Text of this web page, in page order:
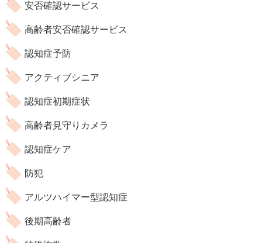
安否確認サービス
高齢者安否確認サービス
認知症予防
アクティブシニア
認知症初期症状
高齢者見守りカメラ
認知症ケア
防犯
アルツハイマー型認知症
後期高齢者